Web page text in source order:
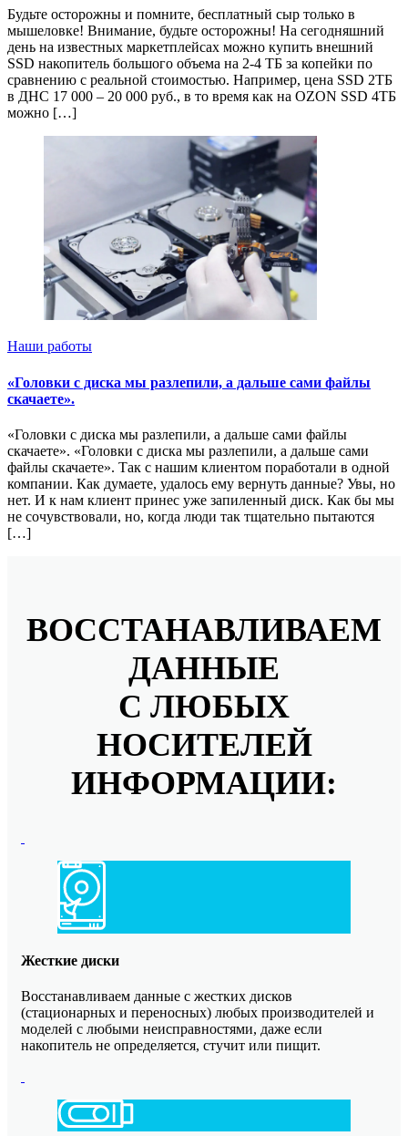
Будьте осторожны и помните, бесплатный сыр только в
мышеловке! Внимание, будьте осторожны! На сегодняшний
день на известных маркетплейсах можно купить внешний
SSD накопитель большого объема на 2-4 ТБ за копейки по
сравнению с реальной стоимостью. Например, цена SSD 2ТБ
в ДНС 17 000 – 20 000 руб., в то время как на OZON SSD 4ТБ
можно […]
Наши работы
«Головки с диска мы разлепили, а дальше сами файлы
скачаете».
«Головки с диска мы разлепили, а дальше сами файлы
скачаете». «Головки с диска мы разлепили, а дальше сами
файлы скачаете». Так с нашим клиентом поработали в одной
компании. Как думаете, удалось ему вернуть данные? Увы, но
нет. И к нам клиент принес уже запиленный диск. Как бы мы
не сочувствовали, но, когда люди так тщательно пытаются
[…]
ВОССТАНАВЛИВАЕМ
ДАННЫЕ
С ЛЮБЫХ
НОСИТЕЛЕЙ
ИНФОРМАЦИИ:
Жесткие диски
Восстанавливаем данные с жестких дисков
(стационарных и переносных) любых производителей и
моделей с любыми неисправностями, даже если
накопитель не определяется, стучит или пищит.